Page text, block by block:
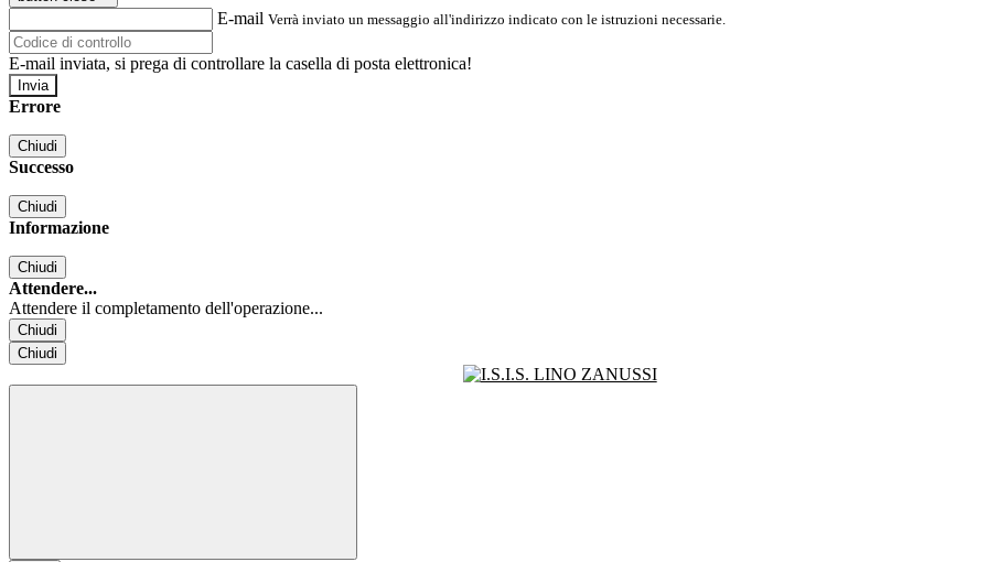
E-mail Verrà inviato un messaggio all'indirizzo indicato con le istruzioni necessarie.
E-mail inviata, si prega di controllare la casella di posta elettronica!
Errore
Chiudi
Successo
Chiudi
Informazione
Chiudi
Attendere...
Attendere il completamento dell'operazione...
Chiudi
Chiudi